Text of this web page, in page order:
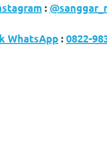
:
WhatsApp:0822-